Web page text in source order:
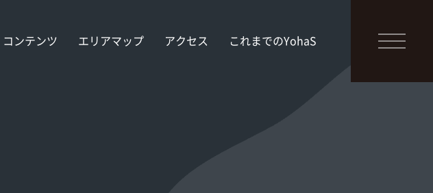
コンテンツ エリアマップ アクセス これまでのYohaS